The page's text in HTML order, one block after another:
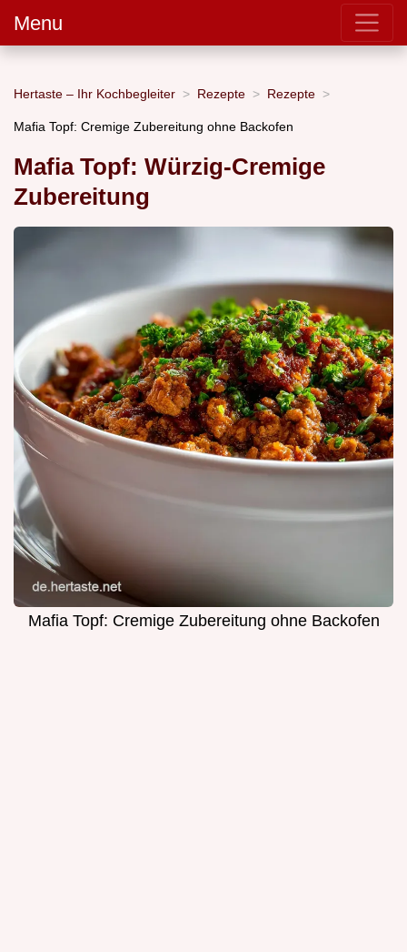
Menu
Hertaste – Ihr Kochbegleiter Rezepte Rezepte
Mafia Topf: Cremige Zubereitung ohne Backofen
Mafia Topf: Würzig-Cremige
Zubereitung
Mafia Topf: Cremige Zubereitung ohne Backofen